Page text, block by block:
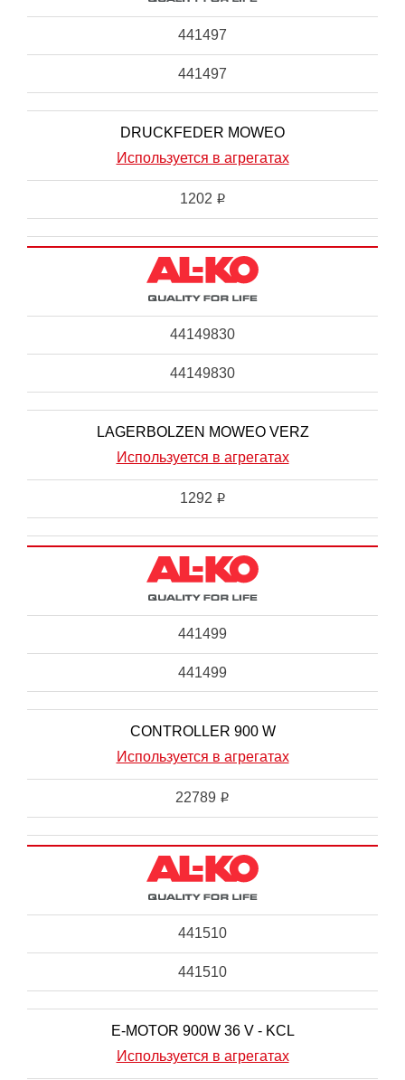
441497
441497
DRUCKFEDER MOWEO
Используется в агрегатах
1202 i
44149830
44149830
LAGERBOLZEN MOWEO VERZ
Используется в агрегатах
1292 i
441499
441499
CONTROLLER 900 W
Используется в агрегатах
22789 i
441510
441510
E-MOTOR 900W 36 V - KCL
Используется в агрегатах